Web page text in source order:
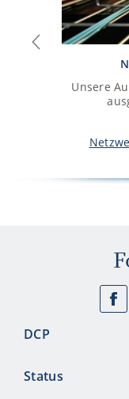
Netzwerk
Unsere
ausgebaut
Previous
DCP
Status